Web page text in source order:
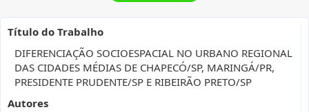
Título do Trabalho
DIFERENCIAÇÃO SOCIOESPACIAL NO URBANO REGIONAL
DAS CIDADES MÉDIAS DE CHAPECÓ/SP, MARINGÁ/PR,
PRESIDENTE PRUDENTE/SP E RIBEIRÃO PRETO/SP
Autores